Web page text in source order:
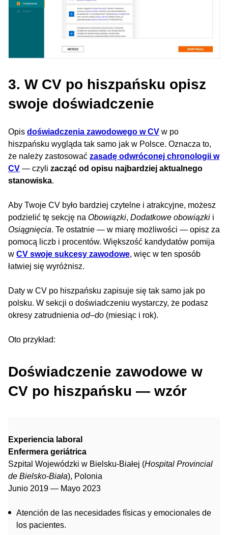
3. W CV po hiszpańsku opisz
swoje doświadczenie
Opis doświadczenia zawodowego w CV w po
hiszpańsku wygląda tak samo jak w Polsce. Oznacza to,
że należy zastosować zasadę odwróconej chronologii w
CV — czyli zacząć od opisu najbardziej aktualnego
stanowiska.
Aby Twoje CV było bardziej czytelne i atrakcyjne, możesz
podzielić tę sekcję na Obowiązki, Dodatkowe obowiązki i
Osiągnięcia. Te ostatnie — w miarę możliwości — opisz za
pomocą liczb i procentów. Większość kandydatów pomija
w CV swoje sukcesy zawodowe, więc w ten sposób
łatwiej się wyróżnisz.
Daty w CV po hiszpańsku zapisuje się tak samo jak po
polsku. W sekcji o doświadczeniu wystarczy, że podasz
okresy zatrudnienia od–do (miesiąc i rok).
Oto przykład:
Doświadczenie zawodowe w
CV po hiszpańsku — wzór
Experiencia laboral
Enfermera geriátrica
Szpital Wojewódzki w Bielsku-Białej (Hospital Provincial
de Bielsko-Biała), Polonia
Junio 2019 — Mayo 2023
Atención de las necesidades físicas y emocionales de
los pacientes.